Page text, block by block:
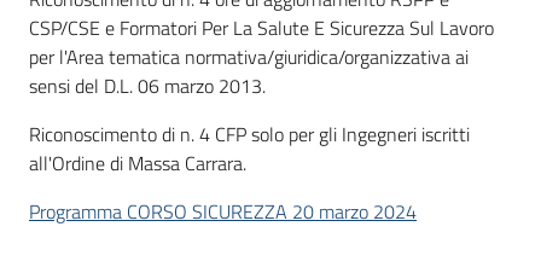
CSP/CSE e Formatori Per La Salute E Sicurezza Sul Lavoro
per l'Area tematica normativa/giuridica/organizzativa ai
sensi del D.L. 06 marzo 2013.
Riconoscimento di n. 4 CFP solo per gli Ingegneri iscritti
all'Ordine di Massa Carrara.
Programma CORSO SICUREZZA 20 marzo 2024